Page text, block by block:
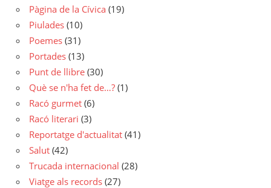
Pàgina de la Cívica (19)
Piulades (10)
Poemes (31)
Portades (13)
Punt de llibre (30)
Què se n'ha fet de…? (1)
Racó gurmet (6)
Racó literari (3)
Reportatge d'actualitat (41)
Salut (42)
Trucada internacional (28)
Viatge als records (27)